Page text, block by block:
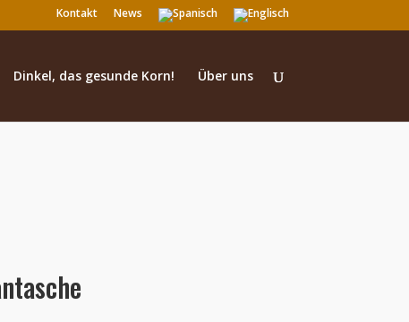
Kontakt News
Dinkel, das gesunde Korn! Über uns